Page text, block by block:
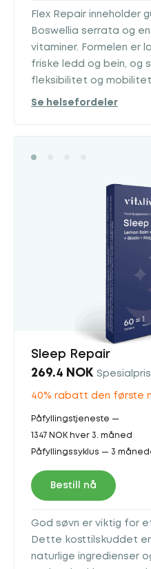
Flex Repair inneholder
Boswellia serrata og
vitaminer. Formelen er
friske ledd og bein, og
fleksibilitet og
Se helsefordeler
Sleep Repair
269.4 NOK
40% rabatt den første
Påfyllingstjeneste —
1347 NOK hver 3. måned
Påfyllingssyklus — 3
Bestill nå
God søvn er viktig for
Dette kosttilskuddet
naturlige ingredienser